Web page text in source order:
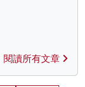
閱讀所有文章